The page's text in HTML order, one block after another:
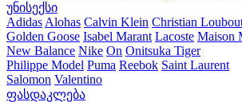
უნისექსი
Adidas Alohas Calvin Klein Christian
Golden Goose Isabel Marant Lacoste Maison
New Balance Nike On Onitsuka Tiger
Philippe Model Puma Reebok Saint Laurent
Salomon Valentino
ფასდაკლება